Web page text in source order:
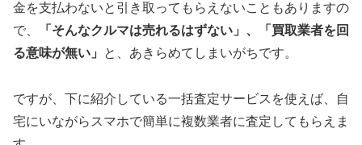
金を支払わないと引き取ってもらえないこともありますの
で、
「そんなクルマは売れるはずない」、「買取業者を回
る意味が無い」
と、あきらめてしまいがちです。
ですが、下に紹介している一括査定サービスを使えば、自
宅にいながらスマホで簡単に複数業者に査定してもらえま